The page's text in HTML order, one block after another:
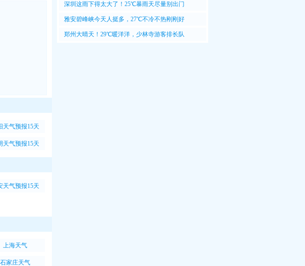
天气预报15天
天气预报15天
天气预报15天
上海天气
石家庄天气
深圳这雨下得太大了！25℃暴雨天尽量别出门
雅安碧峰峡今天人挺多，27℃不冷不热刚刚好
郑州大晴天！29℃暖洋洋，少林寺游客排长队